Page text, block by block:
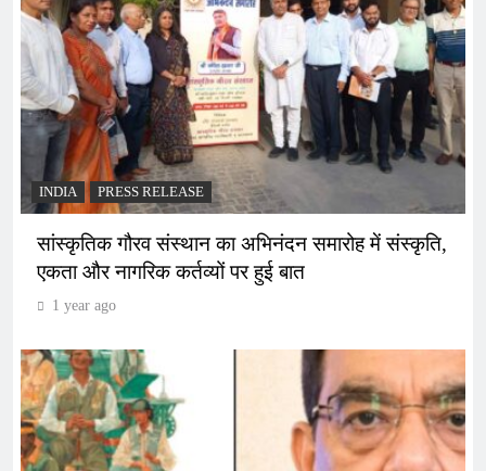
INDIA PRESS RELEASE
सांस्कृतिक गौरव संस्थान का अभिनंदन समारोह में संस्कृति,
एकता और नागरिक कर्तव्यों पर हुई बात
1 year ago